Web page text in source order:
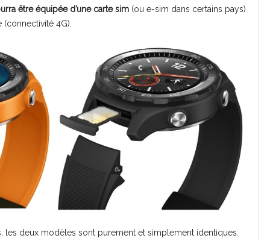
être équipée d’une carte sim(ou e-sim dans certains pays)
4G).
les deux modèles sont purement et simplement identiques.